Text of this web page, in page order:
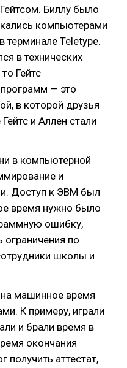
Биллу было
компьютерами
терминале Teletype.
в технических
Гейтс
— это
в которой друзья
и Аллен стали
в компьютерной
и
Доступ к ЭВМ был
время нужно было
ошибку,
ограничения по
школы и
на машинное время
К примеру, играли
и брали время в
окончания
получить аттестат,